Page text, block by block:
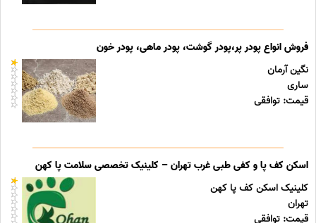
فروش انواع پودر پر،پودر گوشت، پودر ماهی، پودر خون
نگین آرمان
ساری
قیمت: توافقی
اسکن کف پا و کفی طبی غرب تهران – کلینیک تخصصی سلامت پا کهن
کلینیک اسکن کف پا کهن
تهران
قیمت: توافقی